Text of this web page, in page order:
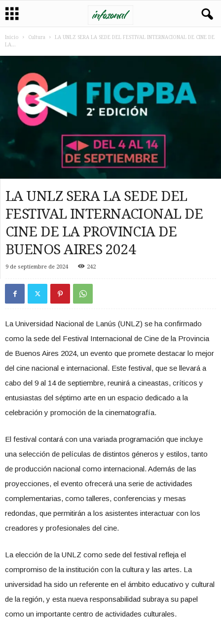
Inicio Cultura
LA UNLZ SERA LA SEDE DEL FESTIVAL INTERNACIONAL DE CINE DE
LA...
LA UNLZ SERA LA SEDE DEL
FESTIVAL INTERNACIONAL DE
CINE DE LA PROVINCIA DE
BUENOS AIRES 2024
9 de septiembre de 2024 242
La Universidad Nacional de Lanús (UNLZ) se ha confirmado
como la sede del Festival Internacional de Cine de la Provincia
de Buenos Aires 2024, un evento que promete destacar lo mejor
del cine nacional e internacional. Este festival, que se llevará a
cabo del 9 al 14 de septiembre, reunirá a cineastas, críticos y
entusiastas del séptimo arte en un espacio dedicado a la
celebración y promoción de la cinematografía.
El festival contará con una variada programación que incluye
una selección de películas de distintos géneros y estilos, tanto
de producción nacional como internacional. Además de las
proyecciones, el evento ofrecerá una serie de actividades
complementarias, como talleres, conferencias y mesas
redondas, que permitirán a los asistentes interactuar con los
creadores y profesionales del cine.
La elección de la UNLZ como sede del festival refleja el
compromiso de la institución con la cultura y las artes. La
universidad ha sido un referente en el ámbito educativo y cultural
de la región, y esta nueva responsabilidad subraya su papel
como un importante centro de actividades culturales.